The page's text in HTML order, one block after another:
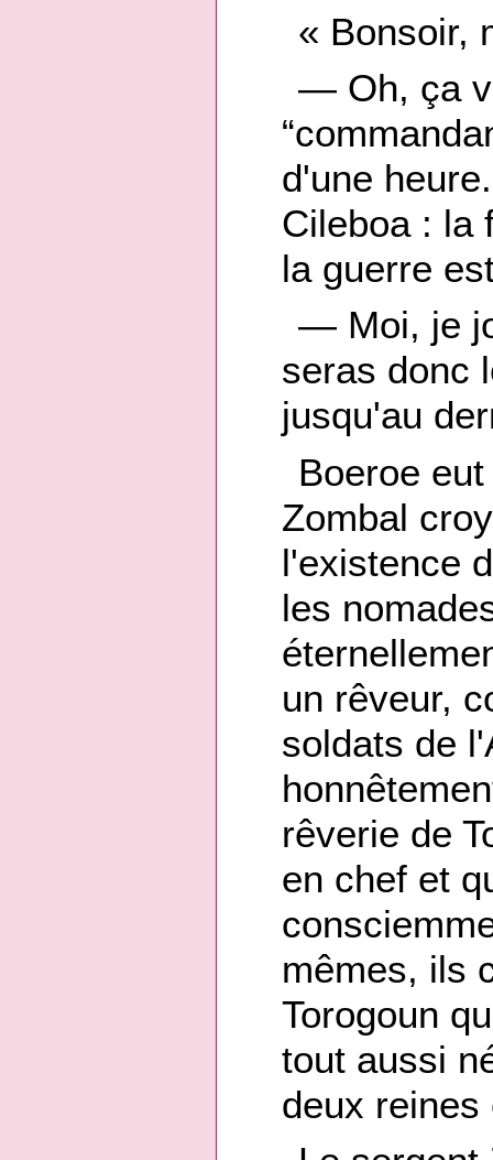
« Bonsoir,
— Oh, ça
d'une
Cileboa : la
la guerre
— Moi, je
seras donc
jusqu'au
Boeroe
Zombal
l'existence
les
un rêveur,
soldats de
rêverie de
en chef et
mêmes, ils
Torogoun
tout aussi
deux